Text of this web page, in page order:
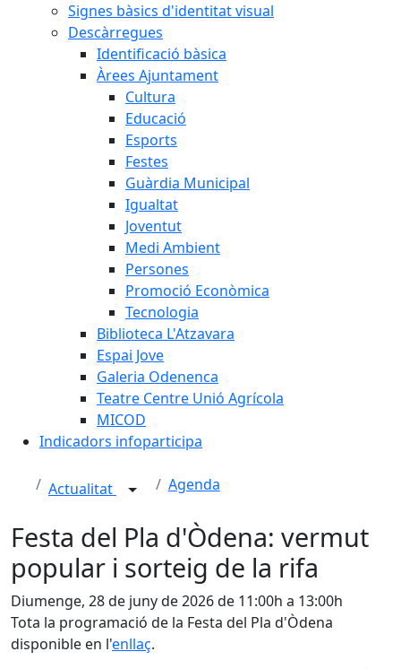
Signes bàsics d'identitat visual
Descàrregues
Identificació bàsica
Àrees Ajuntament
Cultura
Educació
Esports
Festes
Guàrdia Municipal
Igualtat
Joventut
Medi Ambient
Persones
Promoció Econòmica
Tecnologia
Biblioteca L'Atzavara
Espai Jove
Galeria Odenenca
Teatre Centre Unió Agrícola
MICOD
Indicadors infoparticipa
Actualitat Agenda
Festa del Pla d'Òdena: vermut
popular i sorteig de la rifa
Diumenge, 28 de juny de 2026 de 11:00h a 13:00h
Tota la programació de la Festa del Pla d'Òdena
disponible en l'enllaç.